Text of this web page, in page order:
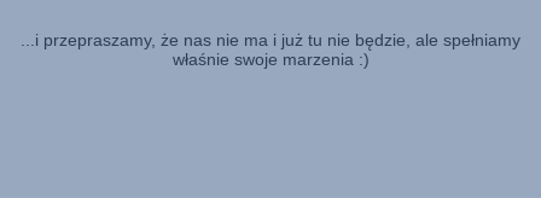
...i przepraszamy, że nas nie ma i już tu nie będzie, ale spełniamy
właśnie swoje marzenia :)